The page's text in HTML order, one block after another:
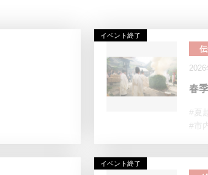
イベント終了
春
#夏
#市
イベント終了